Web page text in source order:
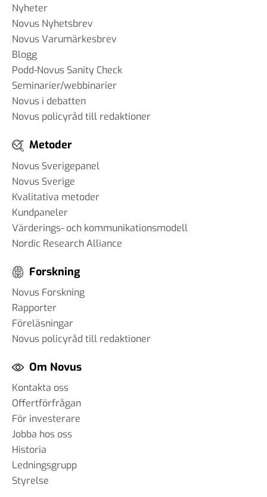
Nyheter
Novus Nyhetsbrev
Novus Varumärkesbrev
Blogg
Podd-Novus Sanity Check
Seminarier/webbinarier
Novus i debatten
Novus policyråd till redaktioner
Metoder
Novus Sverigepanel
Novus Sverige
Kvalitativa metoder
Kundpaneler
Värderings- och kommunikationsmodell
Nordic Research Alliance
Forskning
Novus Forskning
Rapporter
Föreläsningar
Novus policyråd till redaktioner
Om Novus
Kontakta oss
Offertförfrågan
För investerare
Jobba hos oss
Historia
Ledningsgrupp
Styrelse